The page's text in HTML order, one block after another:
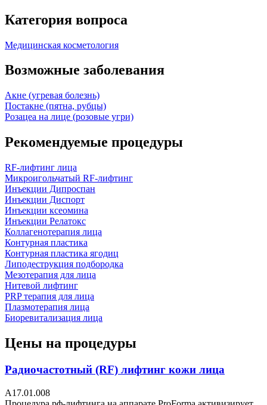
Категория вопроса
Медицинская косметология
Возможные заболевания
Акне (угревая болезнь)
Постакне (пятна, рубцы)
Розацеа на лице (розовые угри)
Рекомендуемые процедуры
RF-лифтинг лица
Микроигольчатый RF-лифтинг
Инъекции Дипроспан
Инъекции Диспорт
Инъекции ксеомина
Инъекции Релатокс
Коллагенотерапия лица
Контурная пластика
Контурная пластика ягодиц
Липодеструкция подбородка
Мезотерапия для лица
Нитевой лифтинг
PRP терапия для лица
Плазмотерапия лица
Биоревитализация лица
Цены на процедуры
Радиочастотный (RF) лифтинг кожи лица
A17.01.008